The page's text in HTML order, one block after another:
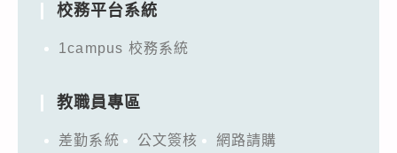
校務平台系統
1campus 校務系統
教職員專區
差勤系統 公文簽核
網路請購